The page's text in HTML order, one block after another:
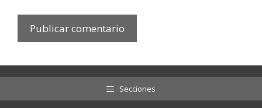
Secciones